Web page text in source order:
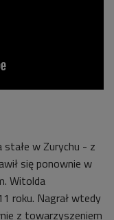
stałe w Zurychu - z
się ponownie w
Witolda
roku. Nagrał wtedy
z towarzyszeniem